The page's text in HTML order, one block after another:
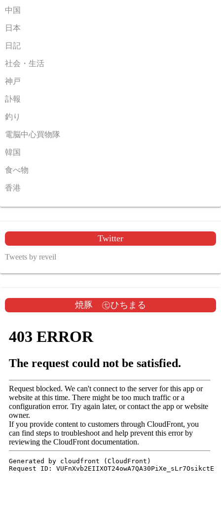
中国
日本
日記
社会・生活
神戸
訃報
釣り
電脳中心買物隊
韓国
食べ物
香港
Twitter
Tweets by reveil
焼豚 ㊆ひちまる